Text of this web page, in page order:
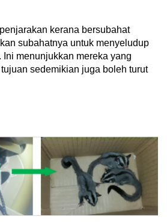
kerana bersubahat
subahatnya untuk menyeludup
menunjukkan mereka yang
sedemikian juga boleh turut